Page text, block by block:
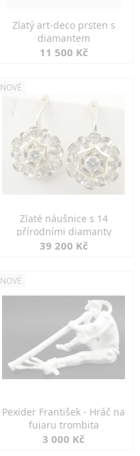
Zlatý art-deco prsten s
diamantem
11 500 Kč
NOVÉ
Zlaté náušnice s 14
přírodními diamanty
39 200 Kč
NOVÉ
Pexider František - Hráč na
fujaru trombita
3 000 Kč